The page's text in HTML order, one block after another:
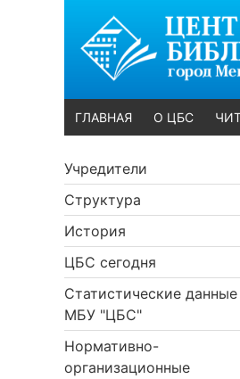
ГЛАВНАЯ О ЦБС
Учредители
Структура
История
ЦБС сегодня
Статистические данные
МБУ "ЦБС"
Нормативно-
организационные